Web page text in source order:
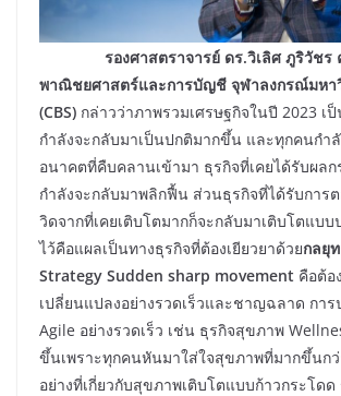
รองศาสตราจารย์ ดร.วิเลิศ ภูริวัชร
พาณิชยศาสตร์และการบัญชี จุฬาลงกรณ์มหา
(CBS) กล่าวว่าภาพรวมเศรษฐกิจในปี 2023 เ
กำลังจะกลับมาเป็นปกติมากขึ้น และทุกคนกำ
อนาคตที่คืบคลานเข้ามา ธุรกิจที่เคยได้รับผล
กำลังจะกลับมาพลิกฟื้น ส่วนธุรกิจที่ได้รับการ
วิดจากที่เคยเติบโตมากก็จะกลับมาเติบโตแบ
ไว้คือแผลเป็นทางธุรกิจที่ต้องเยียวยาด้วยกลยุ
Strategy Sudden sharp movement คือต้อ
เปลี่ยนแปลงอย่างรวดเร็วและชาญฉลาด การ
Agile อย่างรวดเร็ว เช่น ธุรกิจสุขภาพ
ขึ้นเพราะทุกคนหันมาใส่ใจสุขภาพที่มากขึ้นก
อย่างที่เกี่ยวกับสุขภาพเติบโตแบบก้าวกระโดด